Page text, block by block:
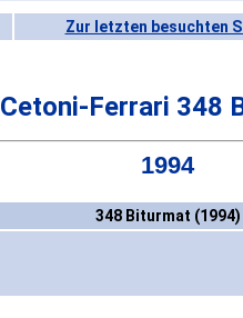
Zur letzten besuchten
Cetoni-Ferrari 348
1994
348 Biturmat (1994)